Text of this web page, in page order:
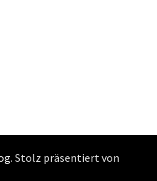
. Stolz präsentiert von